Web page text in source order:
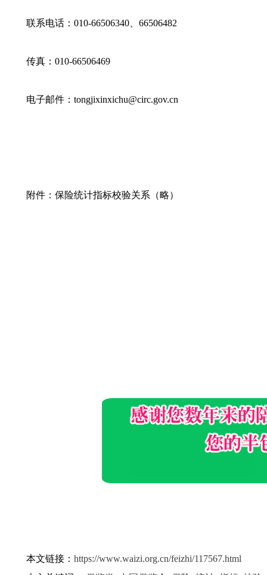
联系电话：010-66506340、66506482
传真：010-66506469
电子邮件：tongjixinxichu@circ.gov.cn
附件：保险统计指标校验关系（略）
本文链接： https://www.waizi.org.cn/feizhi/117567.html